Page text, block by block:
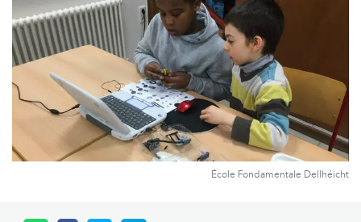
École Fondamentale Dellhéicht